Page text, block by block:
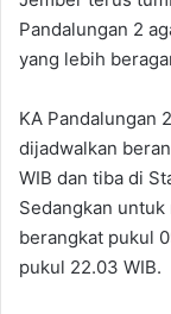
Pandalungan 2
yang lebih
‎KA Pandalungan
dijadwalkan
WIB dan tiba di
Sedangkan
berangkat pukul
pukul 22.03 WIB. ‎